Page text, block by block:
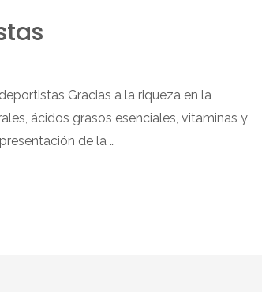
Gracias a la riqueza en la
ácidos grasos esenciales, vitaminas y
de la …